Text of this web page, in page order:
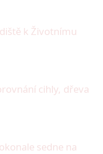
k Životnímu
cihly, dřeva
sedne na